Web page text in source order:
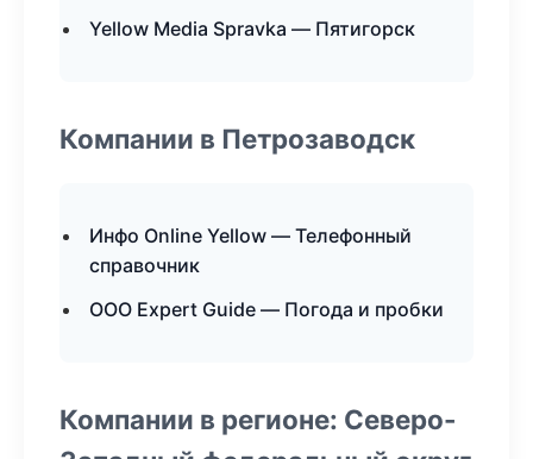
Yellow Media Spravka — Пятигорск
Компании в Петрозаводск
Инфо Online Yellow — Телефонный
справочник
ООО Expert Guide — Погода и пробки
Компании в регионе: Северо-